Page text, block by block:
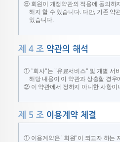
⑤ 회원이 개정약관의 적용에 동의하
해지 할 수 있습니다. 다만, 기존 약
있습니다.
① "회사"는 "유료서비스" 및 개별 서
해당 내용이 이 약관과 상충할 경우
② 이 약관에서 정하지 아니한 사항이
① 이용계약은 "회원"이 되고자 하는